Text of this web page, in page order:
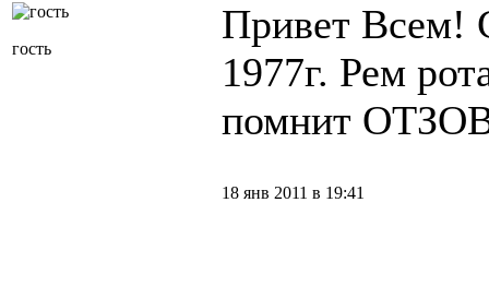
гость
Привет Всем!
1977г. Рем
помнит
18 янв 2011 в 19:41